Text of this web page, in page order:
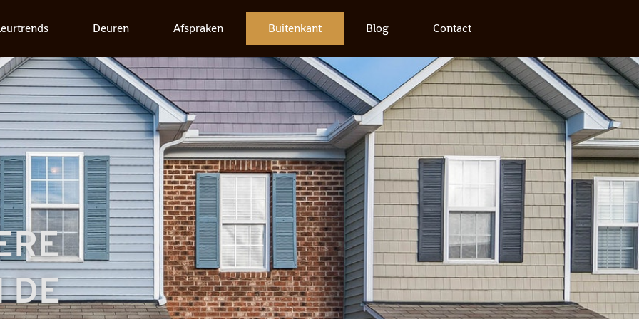
Deuren Afspraken Buitenkant Blog Contact
DE